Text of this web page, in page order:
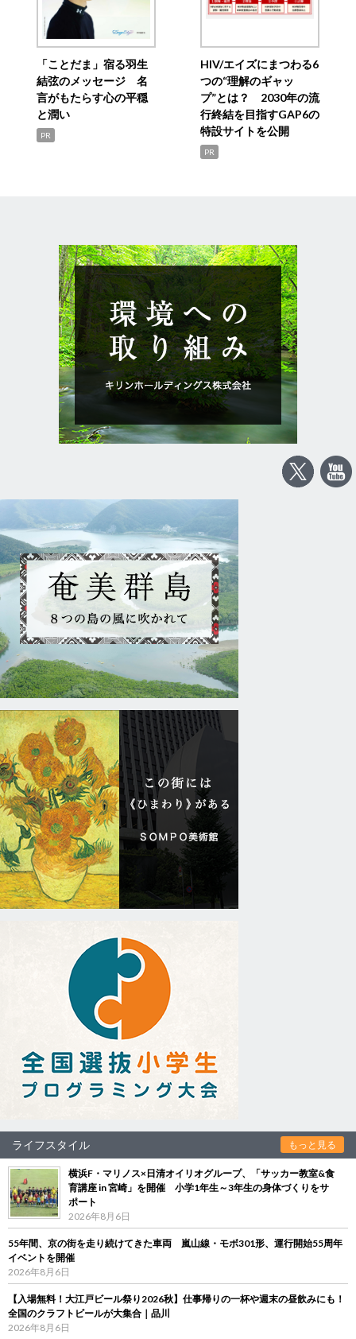
「ことだま」宿る羽生
結弦のメッセージ 名
言がもたらす心の平穏
と潤い
PR
HIV/エイズにまつわる6
つの“理解のギャッ
プ”とは？ 2030年の流
行終結を目指すGAP6の
特設サイトを公開
PR
ライフスタイル もっと見る
横浜F・マリノス×日清オイリオグループ、「サッカー教室&食
育講座 in 宮崎」を開催 小学1年生～3年生の身体づくりをサ
ポート
2026年8月6日
55年間、京の街を走り続けてきた車両 嵐山線・モボ301形、運行開始55周年
イベントを開催
2026年8月6日
【入場無料！大江戸ビール祭り2026秋】仕事帰りの一杯や週末の昼飲みにも！
全国のクラフトビールが大集合｜品川
2026年8月6日